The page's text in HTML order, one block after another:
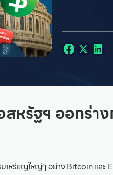
สหรัฐฯ ออกร่า
เหรียญใหญ่ๆ อย่าง Bitcoin และ